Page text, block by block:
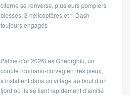
citerne se renverse, plusieurs pompiers
blessés, 3 hélicoptères et 1 Dash
toujours engagés
Palme d'or 2026Les Gheorghiu, un
couple roumano-norvégien très pieux,
s’installent dans un village au bout d’un
fjord où ils se lient rapidement d’amitié